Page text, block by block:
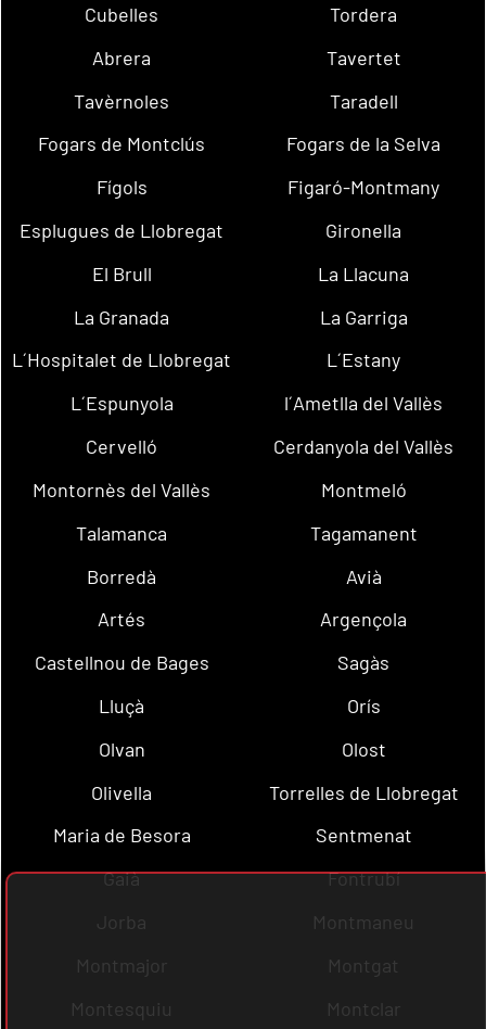
Cubelles
Tordera
Abrera
Tavertet
Tavèrnoles
Taradell
Fogars de Montclús
Fogars de la Selva
Fígols
Figaró-Montmany
Esplugues de Llobregat
Gironella
El Brull
La Llacuna
La Granada
La Garriga
L´Hospitalet de Llobregat
L´Estany
L´Espunyola
l´Ametlla del Vallès
Cervelló
Cerdanyola del Vallès
Montornès del Vallès
Montmeló
Talamanca
Tagamanent
Borredà
Avià
Artés
Argençola
Castellnou de Bages
Sagàs
Lluçà
Orís
Olvan
Olost
Olivella
Torrelles de Llobregat
Maria de Besora
Sentmenat
Gaià
Fontrubí
Jorba
Montmaneu
Montmajor
Montgat
Montesquiu
Montclar